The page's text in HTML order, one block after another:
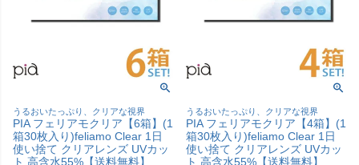
うるおいたっぷり、クリアな視界
PIA フェリアモクリア【6箱】(1
箱30枚入り)feliamo Clear 1日
使い捨て クリアレンズ UVカッ
ト 高含水55%【送料無料】
うるおいたっぷり、クリアな視界
PIA フェリアモクリア【4箱】(1
箱30枚入り)feliamo Clear 1日
使い捨て クリアレンズ UVカッ
ト 高含水55%【送料無料】